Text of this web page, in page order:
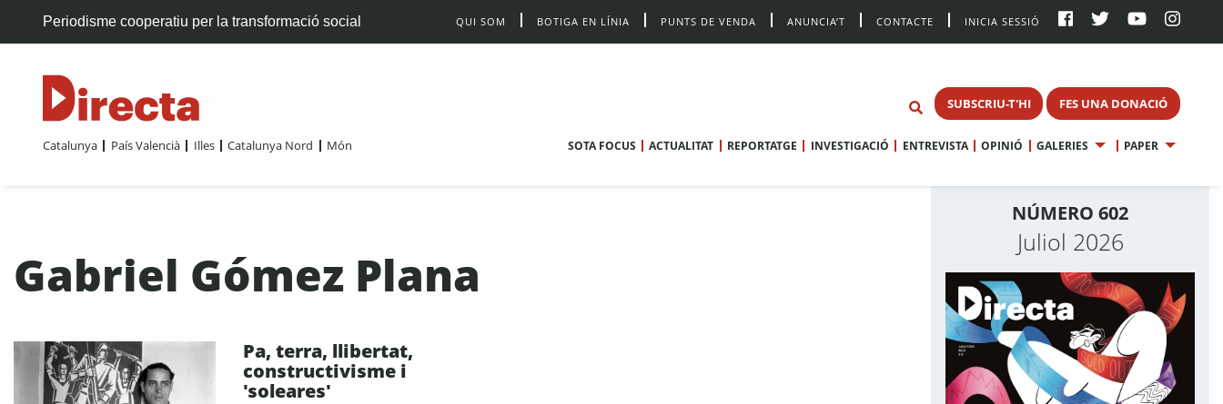
Periodisme cooperatiu per la transformació social QUI SOM BOTIGA EN LÍNIA PUNTS DE VENDA ANUNCIA’T CONTACTE INICIA SESSIÓ
SUBSCRIU-T'HI FES UNA DONACIÓ
Catalunya País Valencià Illes Catalunya Nord Món SOTA FOCUS ACTUALITAT REPORTATGE INVESTIGACIÓ ENTREVISTA OPINIÓ GALERIES PAPER
Gabriel Gómez Plana
Pa, terra, llibertat,
constructivisme i
'soleares'
NÚMERO 602
Juliol 2026